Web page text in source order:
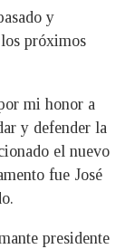
y
próximos
mi honor a
y defender la
el nuevo
fue José
presidente